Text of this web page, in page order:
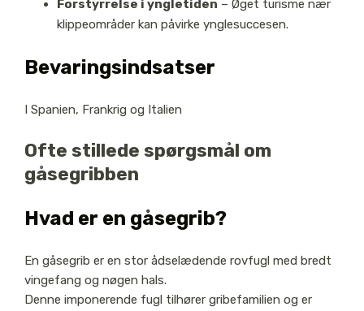
Forstyrrelse i yngletiden – Øget turisme nær
klippeområder kan påvirke ynglesuccesen.
Bevaringsindsatser
I Spanien, Frankrig og Italien
Ofte stillede spørgsmål om
gåsegribben
Hvad er en gåsegrib?
En gåsegrib er en stor ådselædende rovfugl med bredt
vingefang og nøgen hals.
Denne imponerende fugl tilhører gribefamilien og er